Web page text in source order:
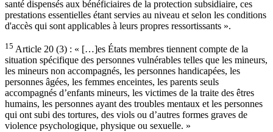
santé dispensés aux bénéficiaires de la protection subsidiaire, ces
prestations essentielles étant servies au niveau et selon les conditions
d'accès qui sont applicables à leurs propres ressortissants ».
15 Article 20 (3) : « […]es États membres tiennent compte de la
situation spécifique des personnes vulnérables telles que les mineurs,
les mineurs non accompagnés, les personnes handicapées, les
personnes âgées, les femmes enceintes, les parents seuls
accompagnés d’enfants mineurs, les victimes de la traite des êtres
humains, les personnes ayant des troubles mentaux et les personnes
qui ont subi des tortures, des viols ou d’autres formes graves de
violence psychologique, physique ou sexuelle. »